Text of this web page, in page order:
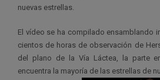
nuevas estrellas.
El vídeo se ha compilado ensamblando
cientos de horas de observación de
del plano de la Vía Láctea, la parte
encuentra la mayoría de las estrellas de